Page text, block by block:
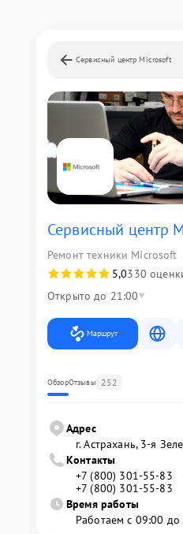
Сервисный центр Microsoft
Сервисный центр
Ремонт техники Microsoft
5,0330
Открыто до 21:00
Маршрут
ОбзорОтзывы 252
Адрес
г. Астрахань, 3-я
Контакты
+7 (800) 301-55-83
+7 (800) 301-55-83
Время работы
Работаем с 09:00 до